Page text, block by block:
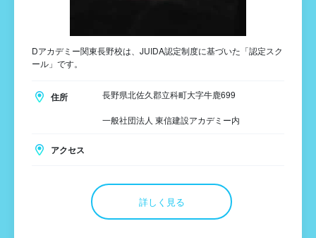
Dアカデミー関東長野校は、JUIDA認定制度に基づいた「認定スク
ール」です。
住所 長野県北佐久郡立科町大字牛鹿699
一般社団法人 東信建設アカデミー内
アクセス
詳しく見る